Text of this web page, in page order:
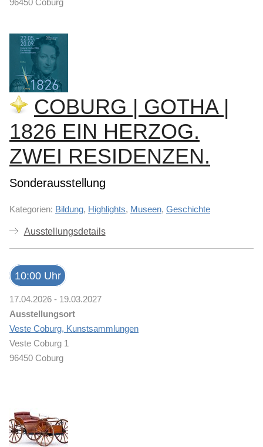
96450 Coburg
COBURG | GOTHA |
1826 EIN HERZOG.
ZWEI RESIDENZEN.
Sonderausstellung
Kategorien: Bildung, Highlights, Museen, Geschichte
Ausstellungsdetails
10:00 Uhr
17.04.2026 - 19.03.2027
Ausstellungsort
Veste Coburg, Kunstsammlungen
Veste Coburg 1
96450 Coburg